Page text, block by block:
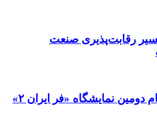
رقابت‌پذیری صنعت
تمدید مهلت ثبت‌نام دومین نمایشگاه «فر ایران ۲»